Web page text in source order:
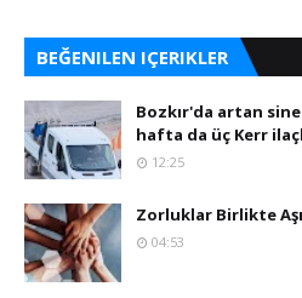
BEĞENILEN IÇERIKLER
Bozkır'da artan
hafta da üç Kerr
12:25
Zorluklar Birlikte
04:53